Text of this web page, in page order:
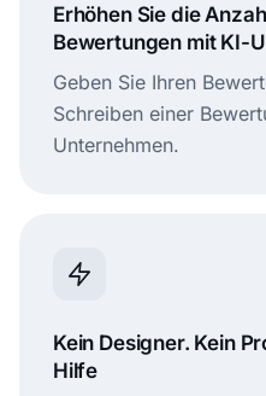
Erhöhen Sie die
Bewertungen mit KI-
Geben Sie Ihren
Schreiben einer
Unternehmen.
Kein Designer. Kein
Hilfe